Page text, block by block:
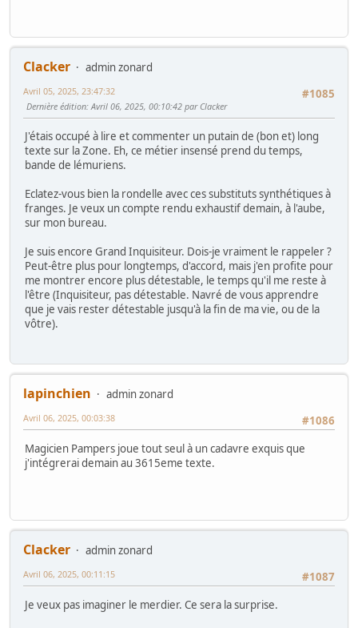
Clacker
admin zonard
#1085
Avril 05, 2025, 23:47:32
Dernière édition: Avril 06, 2025, 00:10:42 par Clacker
J'étais occupé à lire et commenter un putain de (bon et) long
texte sur la Zone. Eh, ce métier insensé prend du temps,
bande de lémuriens.
Eclatez-vous bien la rondelle avec ces substituts synthétiques à
franges. Je veux un compte rendu exhaustif demain, à l'aube,
sur mon bureau.
Je suis encore Grand Inquisiteur. Dois-je vraiment le rappeler ?
Peut-être plus pour longtemps, d'accord, mais j'en profite pour
me montrer encore plus détestable, le temps qu'il me reste à
l'être (Inquisiteur, pas détestable. Navré de vous apprendre
que je vais rester détestable jusqu'à la fin de ma vie, ou de la
vôtre).
lapinchien
admin zonard
#1086
Avril 06, 2025, 00:03:38
Magicien Pampers joue tout seul à un cadavre exquis que
j'intégrerai demain au 3615eme texte.
Clacker
admin zonard
#1087
Avril 06, 2025, 00:11:15
Je veux pas imaginer le merdier. Ce sera la surprise.